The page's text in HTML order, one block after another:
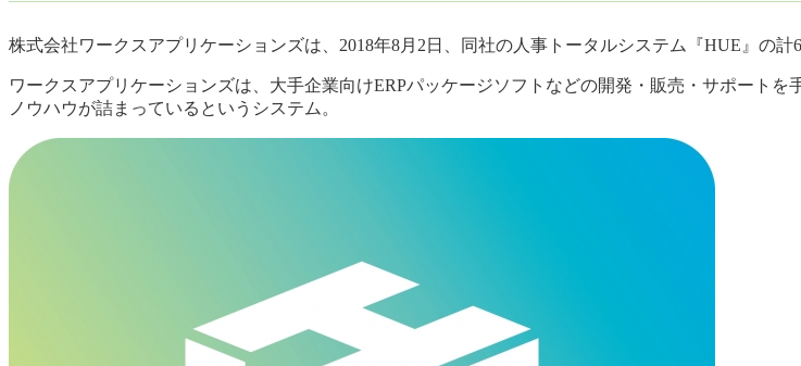
株式会社ワークスアプリケーションズは、2018年8月2日、同社の人事トータルシステム『HUE』の計
ワークスアプリケーションズは、大手企業向けERPパッケージソフトなどの開発・販売・サポート
ノウハウが詰まっているというシステム。